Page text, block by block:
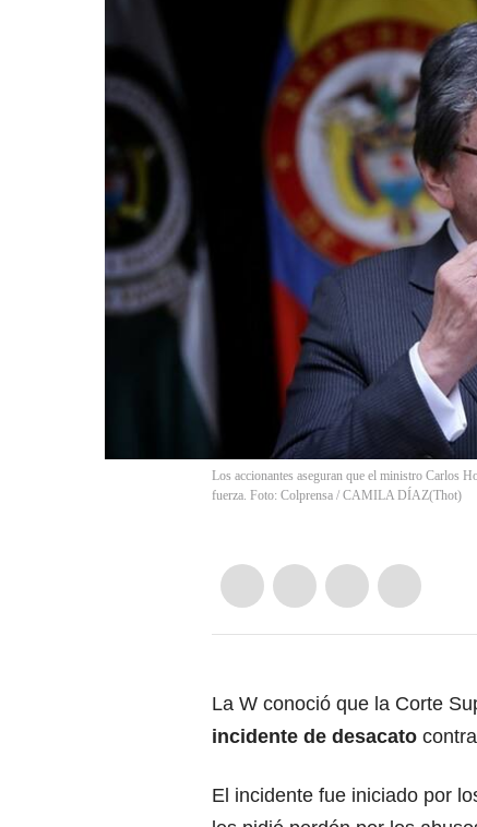
Los accionantes aseguran que el ministro Carlos
fuerza. Foto: Colprensa / CAMILA DÍAZ(Thot)
La W conoció que la Corte
incidente de desacato
El incidente fue iniciado por